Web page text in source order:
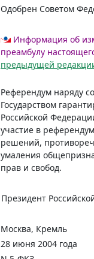
Одобрен Советом
Информация об
преамбулу
предыдущей
Референдум наряду
Государством
Российской
участие в
решений,
умаления
прав и свобод.
Президент
Москва, Кремль
28 июня 2004 года